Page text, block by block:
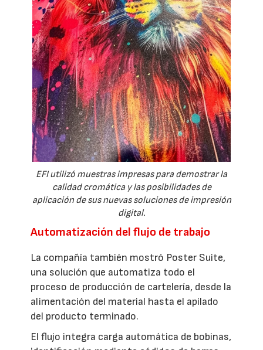
EFI utilizó muestras impresas para demostrar la
calidad cromática y las posibilidades de
aplicación de sus nuevas soluciones de impresión
digital.
Automatización del flujo de trabajo
La compañía también mostró Poster Suite,
una solución que automatiza todo el
proceso de producción de cartelería, desde la
alimentación del material hasta el apilado
del producto terminado.
El flujo integra carga automática de bobinas,